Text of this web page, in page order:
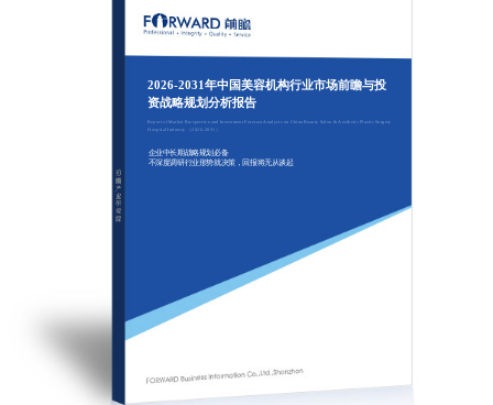
2026-2031年中国美容机构行业市场前瞻与投
资战略规划分析报告
Report of Market Rrospective and Investment Forecast Analysis on China Beauty Salon & Aesthetic Plastic Surgery
Hospital Industry （2026-2031）
企业中长期战略规划必备
不深度调研行业形势就决策，回报将无从谈起